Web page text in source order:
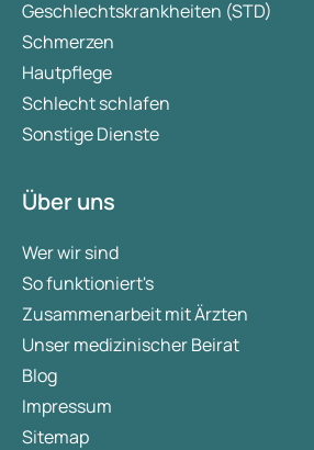
Geschlechtskrankheiten (STD)
Schmerzen
Hautpflege
Schlecht schlafen
Sonstige Dienste
Über uns
Wer wir sind
So funktioniert's
Zusammenarbeit mit Ärzten
Unser medizinischer Beirat
Blog
Impressum
Sitemap